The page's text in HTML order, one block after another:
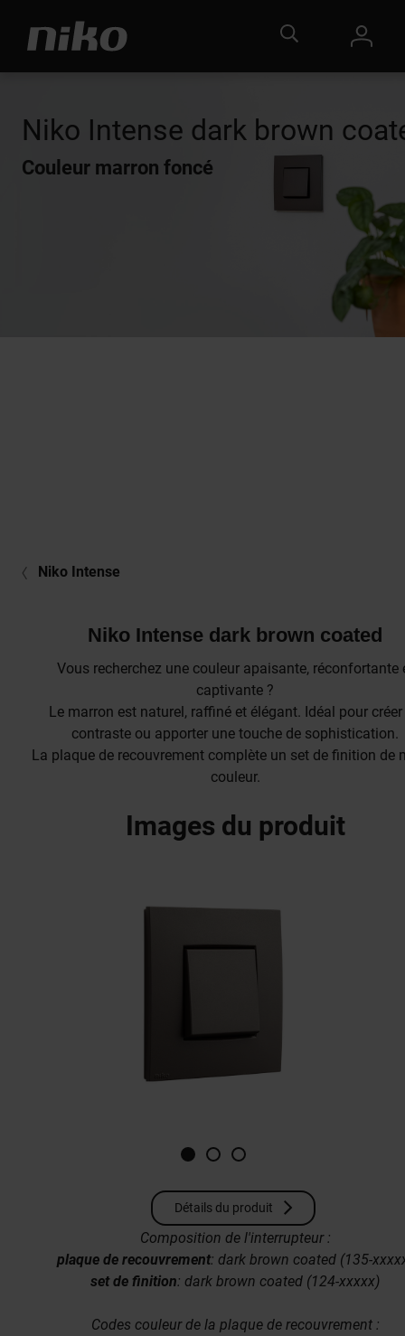
Niko Intense dark brown
Couleur marron foncé
Niko Intense
Niko Intense dark brown coated
Vous recherchez une couleur apaisante, réconfortante
captivante ?
Le marron est naturel, raffiné et élégant. Idéal pour
contraste ou apporter une touche de sophistication.
La plaque de recouvrement complète un set de finition de
couleur.
Images du produit
Détails du produit
Composition de l'interrupteur :
plaque de recouvrement: dark brown coated (135-
set de finition: dark brown coated (124-xxxxx)
Codes couleur de la plaque de recouvrement :